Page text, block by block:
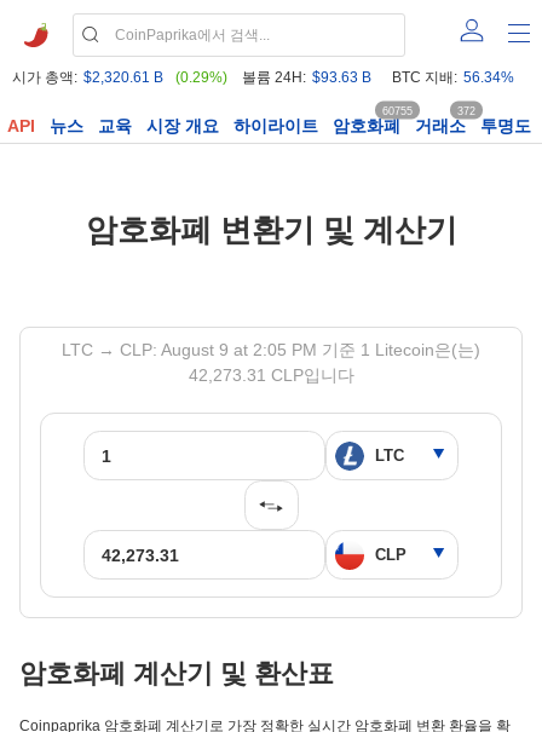
시가 총액: $2,320.61 B (0.29%) 볼륨 24H: $93.63 B BTC 지배: 56.34%
API 뉴스 교육 시장 개요 하이라이트 암호화폐
60755
거래소
372
투명도
암호화폐 변환기 및 계산기
LTC → CLP: August 9 at 2:05 PM 기준 1 Litecoin은(는)
42,273.31 CLP입니다
암호화폐 계산기 및 환산표
Coinpaprika 암호화폐 계산기로 가장 정확한 실시간 암호화폐 변환 환율을 확